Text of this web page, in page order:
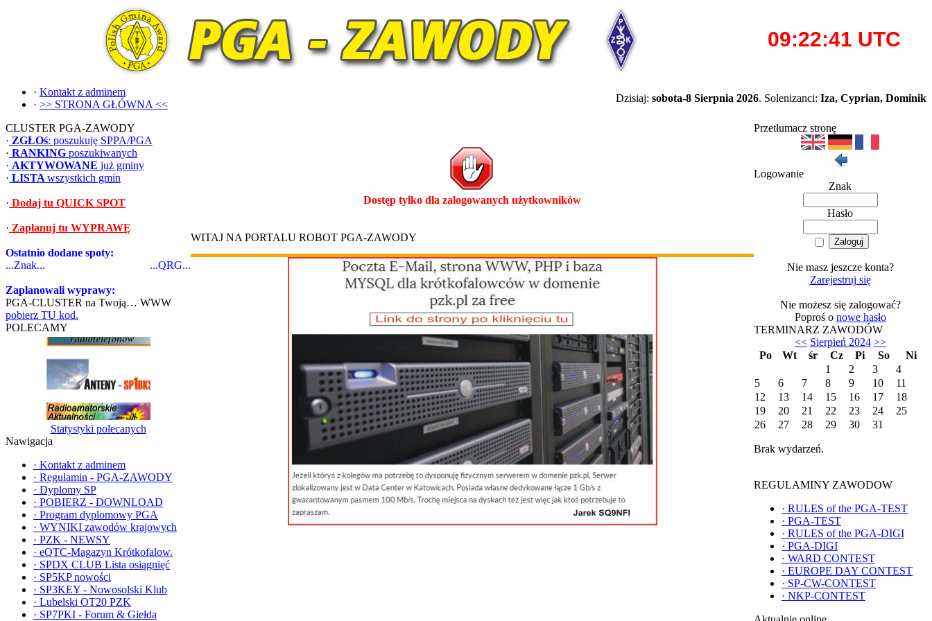
· Kontakt z adminem
· >> STRONA GŁÓWNA <<
Dzisiaj: sobota-8 Sierpnia 2026. Solenizanci: Iza, Cyprian, Dominik
CLUSTER PGA-ZAWODY
· ZGŁOś: poszukuję SPPA/PGA
· RANKING poszukiwanych
· AKTYWOWANE już gminy
· LISTA wszystkich gmin
· Dodaj tu QUICK SPOT
· Zaplanuj tu WYPRAWĘ
Ostatnio dodane spoty:
...Znak...
...QRG...
Zaplanowali wyprawy:
PGA-CLUSTER na Twoją… WWW
pobierz TU kod.
POLECAMY
Statystyki polecanych
Nawigacja
· Kontakt z adminem
· Regulamin - PGA-ZAWODY
· Dyplomy SP
· POBIERZ - DOWNLOAD
· Program dyplomowy PGA
· WYNIKI zawodów krajowych
· PZK - NEWSY
· eQTC-Magazyn Krótkofalow.
· SPDX CLUB Lista osiągnięć
· SP5KP nowości
· SP3KEY - Nowosolski Klub
· Lubelski OT20 PZK
· SP7PKI - Forum & Giełda
Dostęp tylko dla zalogowanych użytkowników
WITAJ NA PORTALU ROBOT PGA-ZAWODY
Przetłumacz stronę
Logowanie
Znak
Hasło
Nie masz jeszcze konta?
Zarejestruj się
Nie możesz się zalogować?
Poproś o nowe hasło
TERMINARZ ZAWODÓW
<< Sierpień 2024 >>
Po
Wt śr Cz Pi So
Ni
1
2 3
4
5
6 7 8 9 10
11
12
13 14 15 16 17
18
19
20 21 22 23 24
25
26
27 28 29 30 31
Brak wydarzeń.
REGULAMINY ZAWODOW
· RULES of the PGA-TEST
· PGA-TEST
· RULES of the PGA-DIGI
· PGA-DIGI
· WARD CONTEST
· EUROPE DAY CONTEST
· SP-CW-CONTEST
· NKP-CONTEST